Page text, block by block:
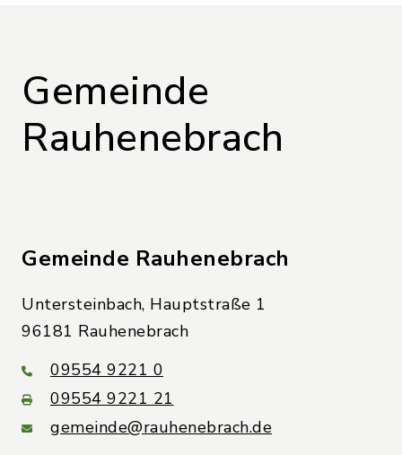
Gemeinde
Rauhenebrach
Gemeinde Rauhenebrach
Untersteinbach, Hauptstraße 1
96181 Rauhenebrach
09554 9221 0
09554 9221 21
gemeinde@rauhenebrach.de